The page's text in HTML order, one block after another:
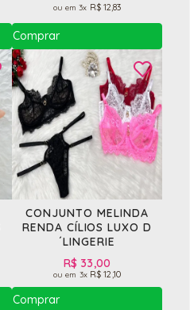
3x R$ 12,83
CONJUNTO MELINDA
RENDA CÍLIOS LUXO D
´LINGERIE
R$ 33,00
3x R$ 12,10